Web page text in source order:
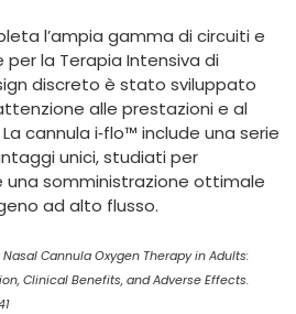
l’ampia gamma di circuiti e
la Terapia Intensiva di
discreto è stato sviluppato
alle prestazioni e al
cannula i‑flo™ include una serie
unici, studiati per
una somministrazione ottimale
ad alto flusso.
Cannula Oxygen Therapy in Adults:
Clinical Benefits, and Adverse Effects.